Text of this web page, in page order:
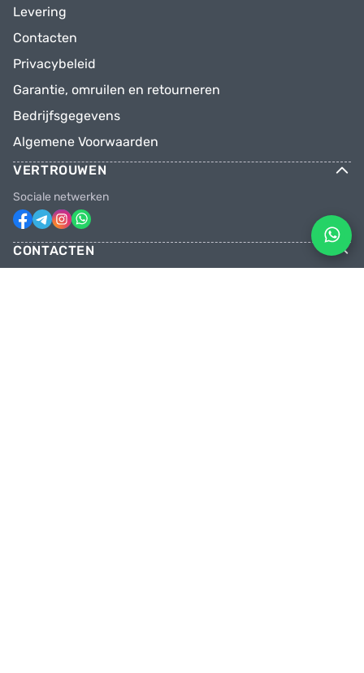
Levering
Contacten
Privacybeleid
Garantie, omruilen en retourneren
Bedrijfsgegevens
Algemene Voorwaarden
VERTROUWEN
Sociale netwerken
CONTACTEN